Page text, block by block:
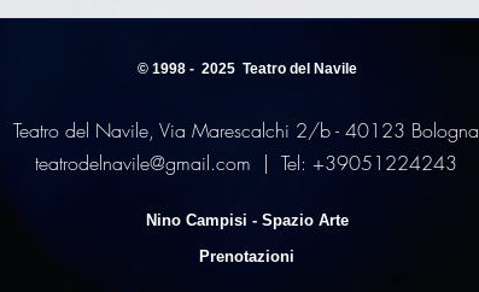
© 1998 - 2025 Teatro del Navile
Teatro del Navile, Via Marescalchi 2/b- 40123 Bologna
teatrodelnavile@gmail.com | Tel: +39051224243
Nino Campisi - Spazio Arte
Prenotazioni